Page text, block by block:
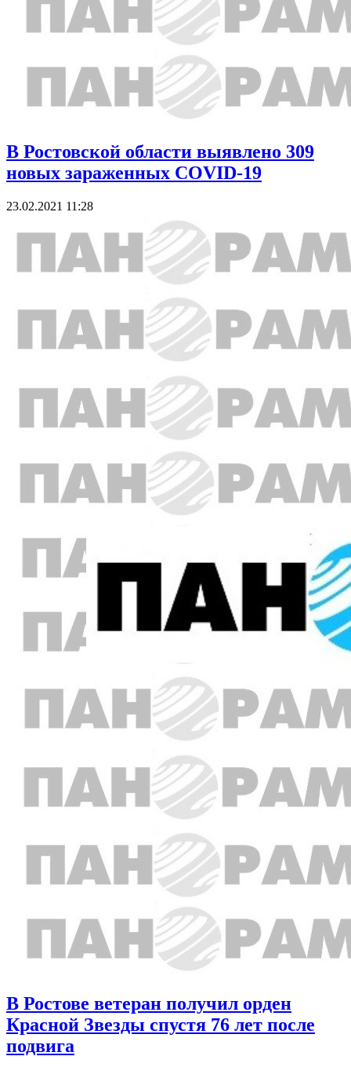
В Ростовской области выявлено 309
новых зараженных COVID-19
23.02.2021 11:28
В Ростове ветеран получил орден
Красной Звезды спустя 76 лет после
подвига